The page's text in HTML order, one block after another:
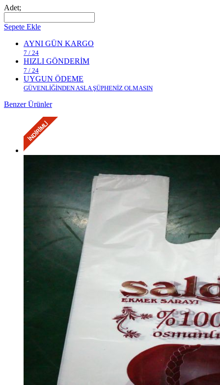
Adet;
Sepete Ekle
AYNI GÜN KARGO
7 / 24
HIZLI GÖNDERİM
7 / 24
UYGUN ÖDEME
GÜVENLİĞİNDEN ASLA ŞÜPHENİZ OLMASIN
Benzer Ürünler